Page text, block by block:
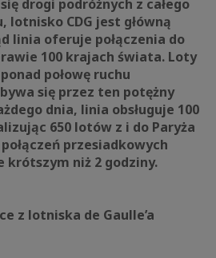
drogi podróżnych z całego
lotnisko CDG jest główną
linia oferuje połączenia do
100 krajach świata. Loty
połowę ruchu
się przez ten potężny
dnia, linia obsługuje 100
650 lotów z i do Paryża
przesiadkowych
krótszym niż 2 godziny.
z lotniska de Gaulle’a